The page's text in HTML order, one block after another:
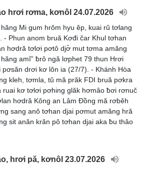
hrơi rơma, kơnôl 24.07.2026
Mi gum hrŏm hyu ĕp, kuai rŭ tơlang
- Phun anom bruă Kơđi čar Khul tơhan
hơdră tơlơi pơtô djơ̆ mut tơma amăng
amĭ” ƀrô ngă lơphet 79 thun Hrơi
drơi kơ lŏn ia (27/7). - Khánh Hòa
kleh, tơmla, tŭ mă prăk FDI bruă pơkra
ruai kơ tơlơi pơhing glăk hơmâo ƀơi rơnuč
hơdră Kông an Lâm Đồng mă rơbêh
sang anŏ tơhan djai pơmut amăng hră
sit anăn krăn pô tơhan djai aka ƀu thâo
hrơi pă, kơnôl 23.07.2026